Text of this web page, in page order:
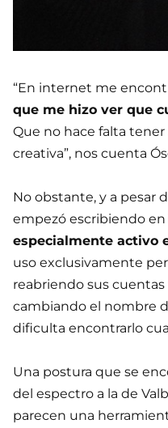
“En internet me
que me hizo ver que
Que no hace falta
creativa”, nos cuenta
No obstante, y a pesar
empezó escribiendo
especialmente activo
uso exclusivamente
reabriendo sus
cambiando el nombre
dificulta encontrarlo
Una postura que se
del espectro a la de
parecen una